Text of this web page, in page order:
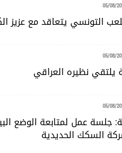
05/08/
التونسي يتعاقد مع عزيز
05/08/
يلتقي نظيره العراقي
05/08/
جلسة عمل لمتابعة الوضع
السكك الحديدية